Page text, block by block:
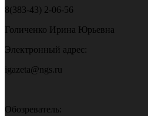
8(383-43) 2-06-56
Голиченко Ирина Юрьевна
Электронный адрес:
igazeta@ngs.ru
Обозреватель: